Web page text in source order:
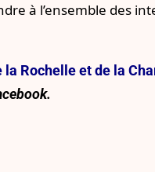
à l’ensemble des
la Rochelle et de la